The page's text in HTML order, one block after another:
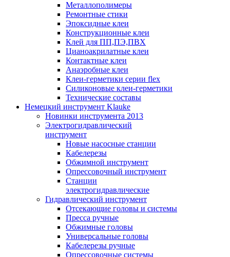
Металлополимеры
Ремонтные стики
Эпоксидные клеи
Конструкционные клеи
Клей для ПП,ПЭ,ПВХ
Цианоакрилатные клеи
Контактные клеи
Анаэробные клеи
Клеи-герметики серии flex
Силиконовые клеи-герметики
Технические составы
Немецкий инструмент Klauke
Новинки инструмента 2013
Электрогидравлический
инструмент
Новые насосные станции
Кабелерезы
Обжимной инструмент
Опрессовочный инструмент
Станции
электрогидравлические
Гидравлический инструмент
Отсекающие головы и системы
Пресса ручные
Обжимные головы
Универсальные головы
Кабелерезы ручные
Опрессовочные системы